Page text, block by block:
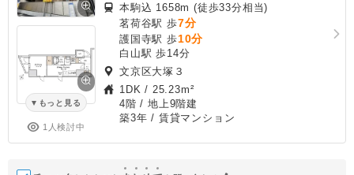
もっと見る
1人検討中
本駒込 1658m (徒歩33分相当)
茗荷谷駅 歩7分
護国寺駅 歩10分
白山駅 歩14分
文京区大塚３
1DK / 25.23m²
4階 / 地上9階建
築3年 / 賃貸マンション